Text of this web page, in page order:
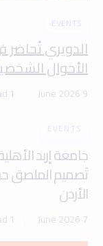
EVENTS
الدويري تُحاضر
الأحوال
9 June 2026
1 min read
EVENTS
جامعة إربد
تَصميم الملصق
الأردن
7 June 2026
1 min read